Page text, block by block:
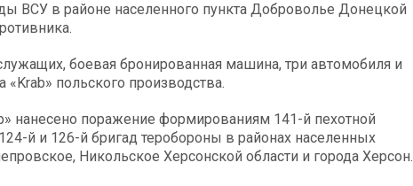
ВСУ в районе населенного пункта Доброволье Донецкой
боевая бронированная машина, три автомобиля и
польского производства.
нанесено поражение формированиям 141-й пехотной
й и 126-й бригад теробороны в районах населенных
Никольское Херсонской области и города Херсон.